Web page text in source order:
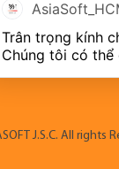
Phường Láng
J.S.C. All rights
Trân trọng kính
Chúng tôi có thể